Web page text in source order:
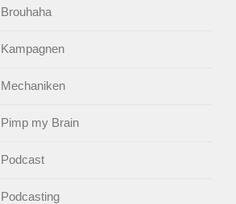
Brouhaha
Kampagnen
Mechaniken
Pimp my Brain
Podcast
Podcasting